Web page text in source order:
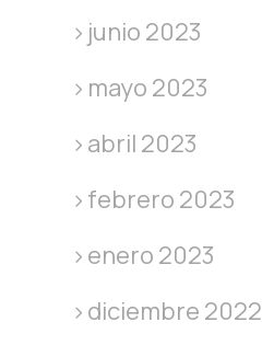
junio 2023
mayo 2023
abril 2023
febrero 2023
enero 2023
diciembre 2022